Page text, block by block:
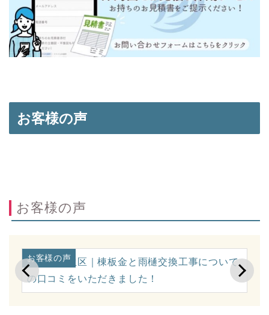
お客様の声
お客様の声
お客様の声
川崎市麻生区｜棟板金と雨樋交換工事について
の口コミをいただきました！